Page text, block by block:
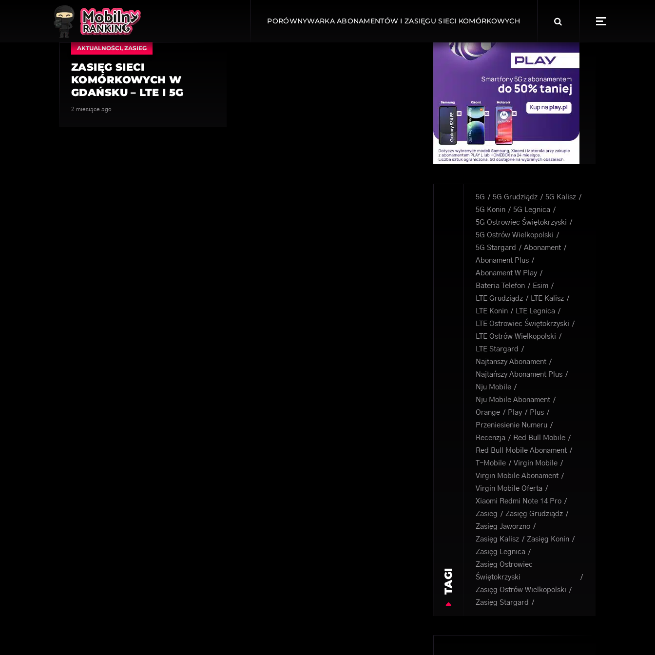
PORÓWNYWARKA ABONAMENTÓW I ZASIĘGU SIECI KOMÓRKOWYCH
for:
AKTUALNOŚCI,ZASIEG
ZASIĘG SIECI
KOMÓRKOWYCH W
GDAŃSKU – LTE I 5G
2 miesiące ago
TAGI
5G 5G Grudziądz
5G Kalisz
5G Konin
5G Legnica
5G Ostrowiec Świętokrzyski
5G Ostrów Wielkopolski
5G Stargard
Abonament
Abonament Plus
Abonament W Play
Bateria Telefon
Esim
LTE Grudziądz
LTE Kalisz
LTE Konin
LTE Legnica
LTE Ostrowiec Świętokrzyski
LTE Ostrów Wielkopolski
LTE Stargard
Najtanszy Abonament
Najtańszy Abonament Plus
Nju Mobile
Nju Mobile Abonament
Orange
Play
Plus
Przeniesienie Numeru
Recenzja
Red Bull Mobile
Red Bull Mobile Abonament
T-Mobile
Virgin Mobile
Virgin Mobile Abonament
Virgin Mobile Oferta
Xiaomi Redmi Note 14 Pro
Zasieg
Zasięg Grudziądz
Zasięg Jaworzno
Zasięg Kalisz
Zasięg Konin
Zasięg Legnica
Zasięg Ostrowiec
Świętokrzyski
Zasięg Ostrów Wielkopolski
Zasięg Stargard